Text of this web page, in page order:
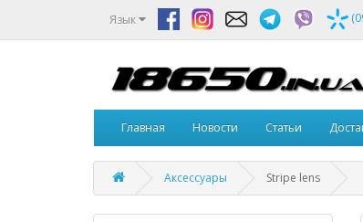
Язык
Главная Новости Статьи
Аксессуары Stripe lens